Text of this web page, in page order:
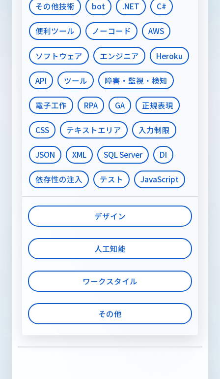
その他技術 bot .NET C#
便利ツール ノーコード AWS
ソフトウェア エンジニア Heroku
API ツール 障害・監視・検知
電子工作 RPA GA 正規表現
CSS テキストエリア 入力制限
JSON XML SQL Server DI
依存性の注入 テスト JavaScript
デザイン
人工知能
ワークスタイル
その他